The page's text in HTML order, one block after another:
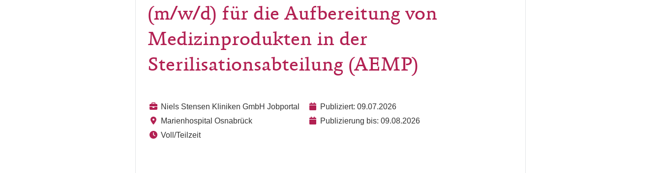
(m/w/d) für die Aufbereitung von
Medizinprodukten in der
Sterilisationsabteilung (AEMP)
Niels Stensen Kliniken GmbH Jobportal
Marienhospital Osnabrück
Voll/Teilzeit
Publiziert: 09.07.2026
Publizierung bis: 09.08.2026